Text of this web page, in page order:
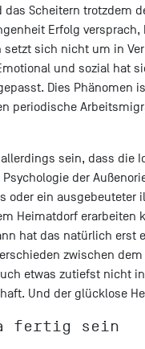
das Scheitern trotzdem
Erfolg
setzt sich nicht um in
und sozial hat
Dies Phänomen
periodische
sein, dass die
der
oder ein ausgebeuteter
Heimatdorf
hat das natürlich erst
zwischen
etwas zutiefst nicht
Und der glücklose
fertig sein